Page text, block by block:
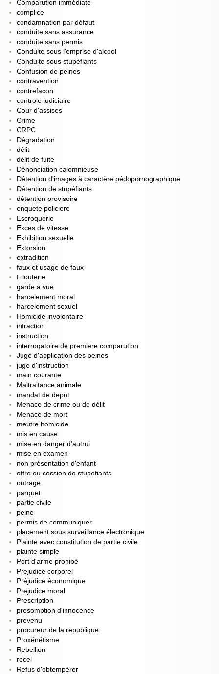
Comparution immédiate
complice
condamnation par défaut
conduite sans assurance
conduite sans permis
Conduite sous l'emprise d'alcool
Conduite sous stupéfiants
Confusion de peines
contravention
contrefaçon
controle judiciaire
Cour d'assises
Crime
CRPC
Dégradation
délit
délit de fuite
Dénonciation calomnieuse
Détention d'images à caractère pédopornographique
Détention de stupéfiants
détention provisoire
enquete policiere
Escroquerie
Exces de vitesse
Exhibition sexuelle
Extorsion
extradition
faux et usage de faux
Filouterie
garde a vue
harcelement moral
harcelement sexuel
Homicide involontaire
infraction
instruction
interrogatoire de premiere comparution
Juge d'application des peines
juge d'instruction
main courante
Maltraitance animale
mandat de depot
Menace de crime ou de délit
Menace de mort
meutre homicide
mis en cause
mise en danger d'autrui
mise en examen
non présentation d'enfant
offre ou cession de stupefiants
outrage
parquet
partie civile
peine
permis de communiquer
placement sous surveillance électronique
Plainte avec constitution de partie civile
plainte simple
Port d'arme prohibé
Prejudice corporel
Préjudice économique
Prejudice moral
Prescription
presomption d'innocence
prevenu
procureur de la republique
Proxénétisme
Rebellion
recel
Refus d'obtempérer